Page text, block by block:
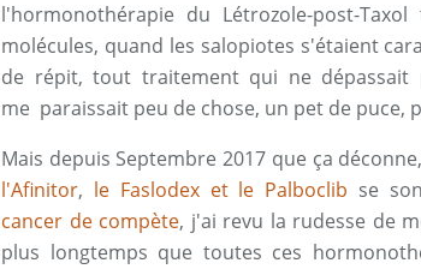
l'hormonothérapie du Létrozole-post-
molécules, quand les salopiotes s'étaient
de répit, tout traitement qui ne dépassait
me paraissait peu de chose, un pet de puce,
Mais depuis Septembre 2017 que ça
l'Afinitor, le Faslodex et le Palboclib se
cancer de compète, j'ai revu la rudesse de
plus longtemps que toutes ces